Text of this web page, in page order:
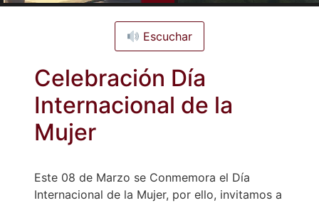
Escuchar
Celebración Día
Internacional de la
Mujer
Este 08 de Marzo se Conmemora el Día
Internacional de la Mujer, por ello, invitamos a